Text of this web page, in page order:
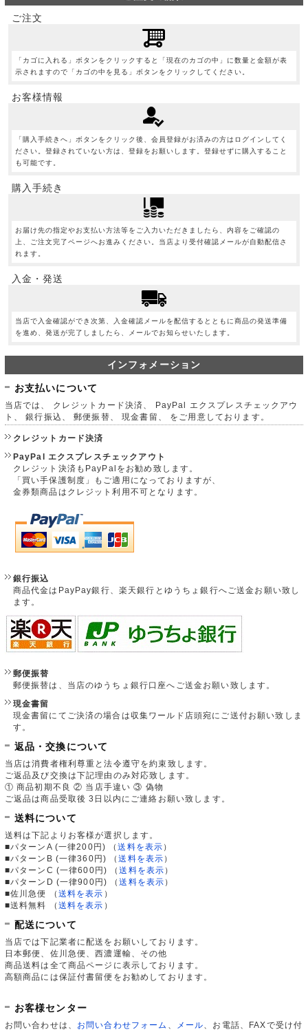
ご注文
「カゴに入れる」ボタンをクリックすると「現在のカゴの中」に数量と金額が表
示されますので「カゴの中を見る」ボタンをクリックしてください。
お客様情報
「購入手続きへ」ボタンをクリック後、会員登録がお済みの方はログインしてく
ださい。登録されていない方は、登録をお願いします。登録せずに購入すること
も可能です。
購入手続き
お届け先の指定やお支払い方法等をご入力いただきましたら、内容をご確認の
上、ご注文完了ページへお進みください。当店より受付確認メールが自動配信さ
れます。
入金・発送
当店で入金確認ができ次第、入金確認メールを配信するとともに商品の発送準備
を進め、発送が完了しましたら、メールでお知らせいたします。
インフォメーション
お支払いについて
当店では、 クレジットカード決済、 PayPal エクスプレスチェックアウ
ト、 銀行振込、 郵便振替、 現金書留、 をご用意しております。
クレジットカード決済
PayPal エクスプレスチェックアウト
クレジット決済もPayPalをお勧め致します。
「買い手保護制度」もご適用になっておりますが、
金券類商品はクレジット利用不可となります。
銀行振込
商品代金はPayPay銀行、楽天銀行とゆうちょ銀行へご送金お願い致し
ます。
郵便振替
郵便振替は、当店のゆうちょ銀行口座へご送金お願い致します。
現金書留
現金書留にてご決済の場合は収集ワールド店頭宛にご送付お願い致しま
す。
返品・交換について
当店は消費者権利尊重と法令遵守を約束致します。
ご返品及び交換は下記理由のみ対応致します。
① 商品初期不良 ② 当店手違い ③ 偽物
ご返品は商品受取後 3日以内にご連絡お願い致します。
送料について
送料は下記よりお客様が選択します。
■パターンA (一律200円)
（送料を表示 ）
■パターンB (一律360円)
（送料を表示 ）
■パターンC (一律600円)
（送料を表示 ）
■パターンD (一律900円)
（送料を表示 ）
■佐川急便
（ 送料を表示 ）
■送料無料
（ 送料を表示 ）
配送について
当店では下記業者に配送をお願いしております。
日本郵便、佐川急便、西濃運輸、その他
商品送料は全て商品ページに表示しております。
高額商品には保証付書留便をお勧めしております。
お客様センター
お問い合わせは、 お問い合わせフォーム メール 、お電話、FAXで受け付